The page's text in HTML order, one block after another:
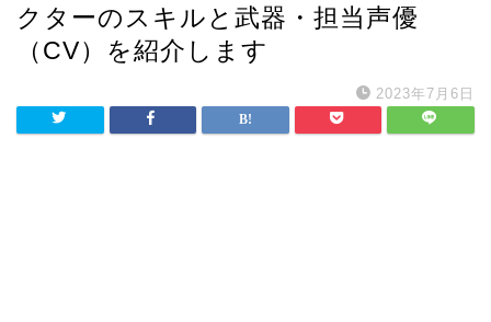
クターのスキルと武器・担当声優
（CV）を紹介します
2023年7月6日